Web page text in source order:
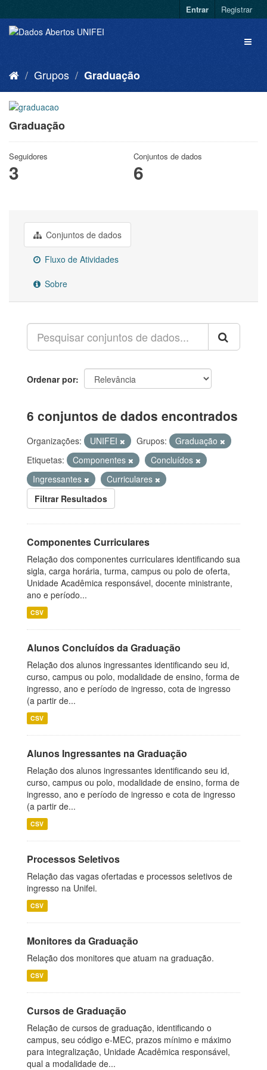
Entrar Registrar
Grupos Graduação
Graduação
Seguidores
3
Conjuntos de dados
6
Conjuntos de dados
Fluxo de Atividades
Sobre
Ordenar por
6 conjuntos de dados encontrados
Organizações: UNIFEI Grupos:
Graduação
Etiquetas:
Componentes
Concluídos
Ingressantes
Curriculares
Filtrar Resultados
Componentes Curriculares
Relação dos componentes curriculares identificando sua
sigla, carga horária, turma, campus ou polo de oferta,
Unidade Acadêmica responsável, docente ministrante,
ano e período...
CSV
Alunos Concluídos da Graduação
Relação dos alunos ingressantes identificando seu id,
curso, campus ou polo, modalidade de ensino, forma de
ingresso, ano e período de ingresso, cota de ingresso
(a partir de...
CSV
Alunos Ingressantes na Graduação
Relação dos alunos ingressantes identificando seu id,
curso, campus ou polo, modalidade de ensino, forma de
ingresso, ano e período de ingresso e cota de ingresso
(a partir de...
CSV
Processos Seletivos
Relação das vagas ofertadas e processos seletivos de
ingresso na Unifei.
CSV
Monitores da Graduação
Relação dos monitores que atuam na graduação.
CSV
Cursos de Graduação
Relação de cursos de graduação, identificando o
campus, seu código e-MEC, prazos mínimo e máximo
para integralização, Unidade Acadêmica responsável,
qual a modalidade de...